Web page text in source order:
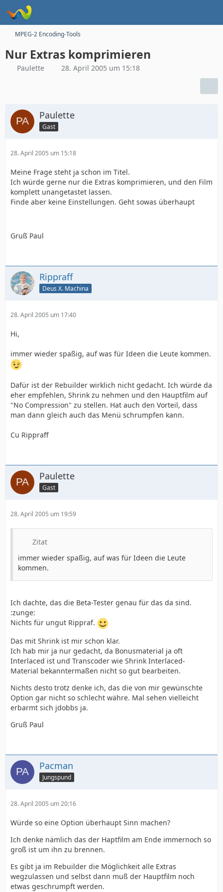
MPEG-2 Encoding-Tools
Nur Extras komprimieren
Paulette 28. April 2005 um 15:18
Paulette
Gast
28. April 2005 um 15:18
Meine Frage steht ja schon im Titel.
Ich würde gerne nur die Extras komprimieren, und den Film
komplett unangetastet lassen.
Finde aber keine Einstellungen. Geht sowas überhaupt
Gruß Paul
Rippraff
Deus X. Machina
28. April 2005 um 17:40
Hi,
immer wieder spaßig, auf was für Ideen die Leute kommen.
Dafür ist der Rebuilder wirklich nicht gedacht. Ich würde da
eher empfehlen, Shrink zu nehmen und den Hauptfilm auf
"No Compression" zu stellen. Hat auch den Vorteil, dass
man dann gleich auch das Menü schrumpfen kann.
Cu Rippraff
Paulette
Gast
28. April 2005 um 19:59
Zitat
immer wieder spaßig, auf was für Ideen die Leute
kommen.
Ich dachte, das die Beta-Tester genau für das da sind.
:zunge:
Nichts für ungut Rippraf.
Das mit Shrink ist mir schon klar.
Ich hab mir ja nur gedacht, da Bonusmaterial ja oft
Interlaced ist und Transcoder wie Shrink Interlaced-
Material bekanntermaßen nicht so gut bearbeiten.
Nichts desto trotz denke ich, das die von mir gewünschte
Option gar nicht so schlecht währe. Mal sehen vielleicht
erbarmt sich jdobbs ja.
Gruß Paul
Pacman
Jungspund
28. April 2005 um 20:16
Würde so eine Option überhaupt Sinn machen?
Ich denke nämlich das der Haptfilm am Ende immernoch so
groß ist um ihn zu brennen.
Es gibt ja im Rebuilder die Möglichkeit alle Extras
wegzulassen und selbst dann muß der Hauptfilm noch
etwas geschrumpft werden.